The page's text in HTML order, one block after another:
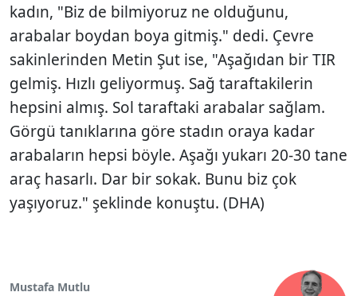
kadın, "Biz de bilmiyoruz ne olduğunu,
arabalar boydan boya gitmiş." dedi. Çevre
sakinlerinden Metin Şut ise, "Aşağıdan bir TIR
gelmiş. Hızlı geliyormuş. Sağ taraftakilerin
hepsini almış. Sol taraftaki arabalar sağlam.
Görgü tanıklarına göre stadın oraya kadar
arabaların hepsi böyle. Aşağı yukarı 20-30 tane
araç hasarlı. Dar bir sokak. Bunu biz çok
yaşıyoruz." şeklinde konuştu. (DHA)
Mustafa Mutlu